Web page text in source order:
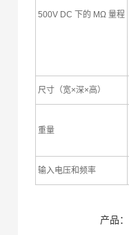
500V DC 下的 MΩ 量程
尺寸（宽×深×高）
重量
输入电压和频率
产品：